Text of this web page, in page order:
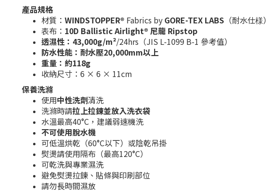
產品規格
材質： WINDSTOPPER® Fabrics by GORE-TEX LABS （耐水仕様）
表布： 10D Ballistic Airlight® 尼龍 Ripstop
透濕性：43,000g/m²/24hrs（JIS L-1099 B-1 參考值）
防水性能：耐水壓20,000mm以上
重量：約118g
收納尺寸：6 × 6 × 11cm
保養洗滌
使用中性洗劑清洗
洗滌時請拉上拉鍊並放入洗衣袋
水溫最高40°C，建議弱速機洗
不可使用脫水機
可低溫烘乾（60°C以下）或陰乾吊掛
熨燙請使用隔布（最高120°C）
可乾洗與專業濕洗
避免熨燙拉鍊、貼條與印刷部位
請勿長時間濕放